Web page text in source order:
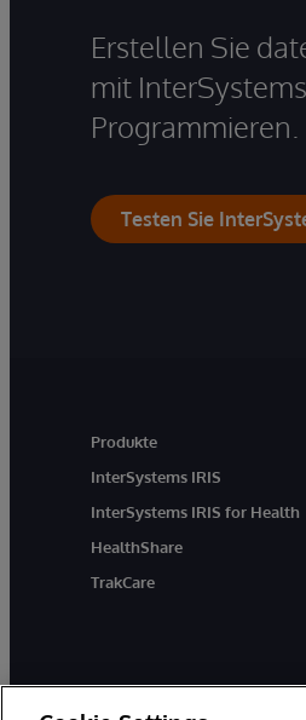
Erstellen Sie
mit
Programmieren.
Testen Sie
Produkte
InterSystems IRIS
InterSystems IRIS for Health
HealthShare
TrakCare